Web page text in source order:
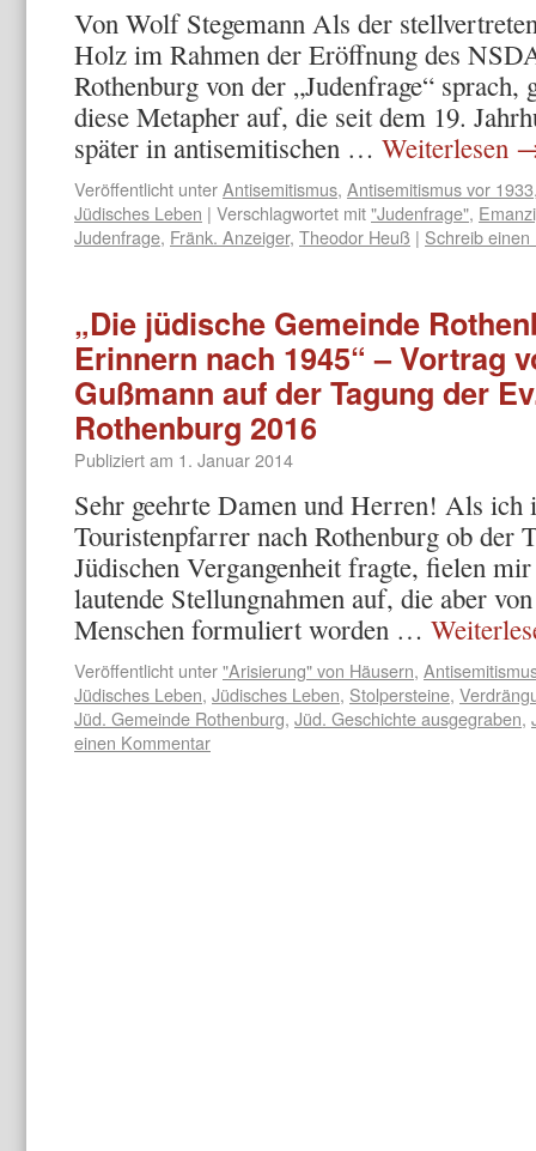
Von Wolf Stegemann Als der
Holz im Rahmen der Eröffnung des
Rothenburg von der „Judenfrage“
diese Metapher auf, die seit dem 19.
später in antisemitischen … Weiterlesen
Veröffentlicht unterAntisemitismus, Antisemitismus vor 1933
Jüdisches Leben | Verschlagwortet mit"Judenfrage",
Judenfrage, Fränk. Anzeiger, Theodor Heuß | Schreib
„Die jüdische Gemeinde
Erinnern nach 1945“ – Vortrag
Gußmann auf der Tagung der
Rothenburg 2016
Publiziert am 1. Januar 2014
Sehr geehrte Damen und Herren! Als ich
Touristenpfarrer nach Rothenburg ob der
Jüdischen Vergangenheit fragte, fielen
lautende Stellungnahmen auf, die aber
Menschen formuliert worden …
Veröffentlicht unter"Arisierung" von Häusern,
Jüdisches Leben, Jüdisches Leben, Stolpersteine,
Jüd. Gemeinde Rothenburg, Jüd. Geschichte ausgegraben,
einen Kommentar